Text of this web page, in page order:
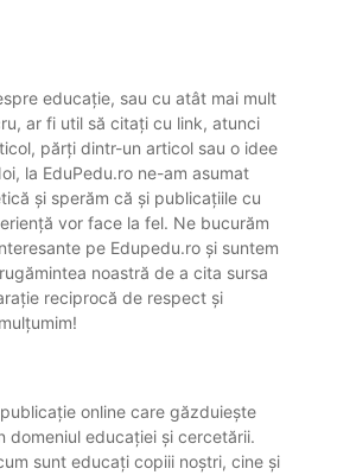
educație, sau cu atât mai mult
ar fi util să citați cu link, atunci
părți dintr-un articol sau o idee
la EduPedu.ro ne-am asumat
și sperăm că și publicațiile cu
vor face la fel. Ne bucurăm
pe Edupedu.ro și suntem
noastră de a cita sursa
reciprocă de respect și
online care găzduiește
domeniul educației și cercetării.
sunt educați copiii noștri, cine și